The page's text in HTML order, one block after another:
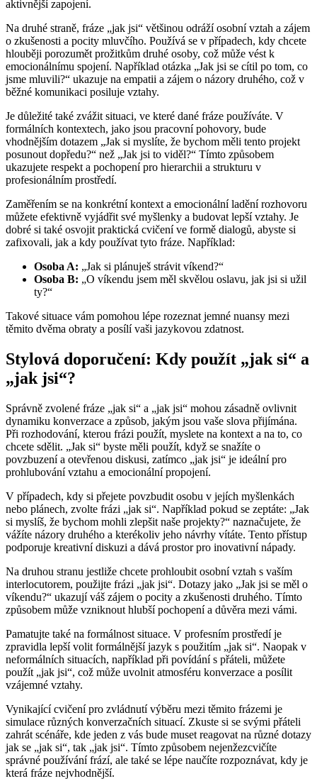
aktivnější zapojení.
Na druhé straně, fráze „jak jsi“ většinou odráží osobní vztah a zájem
o zkušenosti a pocity mluvčího. Používá se v případech, kdy chcete
hlouběji porozumět prožitkům druhé osoby, což může vést k
emocionálnímu spojení. Například otázka „Jak jsi se cítil po tom, co
jsme mluvili?“ ukazuje na empatii a zájem o názory druhého, což v
běžné komunikaci posiluje vztahy.
Je důležité také zvážit situaci, ve které dané fráze používáte. V
formálních kontextech, jako jsou pracovní pohovory, bude
vhodnějším dotazem „Jak si myslíte, že bychom měli tento projekt
posunout dopředu?“ než „Jak jsi to viděl?“ Tímto způsobem
ukazujete respekt a pochopení pro hierarchii a strukturu v
profesionálním prostředí.
Zaměřením se na konkrétní kontext a emocionální ladění rozhovoru
můžete efektivně vyjádřit své myšlenky a budovat lepší vztahy. Je
dobré si také osvojit praktická cvičení ve formě dialogů, abyste si
zafixovali, jak a kdy používat tyto fráze. Například:
Osoba A: „Jak si plánuješ strávit víkend?“
Osoba B: „O víkendu jsem měl skvělou oslavu, jak jsi si užil
ty?“
Takové situace vám pomohou lépe rozeznat jemné nuansy mezi
těmito dvěma obraty a posílí vaši jazykovou zdatnost.
Stylová doporučení: Kdy použít „jak si“ a
„jak jsi“?
Správně zvolené fráze „jak si“ a „jak jsi“ mohou zásadně ovlivnit
dynamiku konverzace a způsob, jakým jsou vaše slova přijímána.
Při rozhodování, kterou frázi použít, myslete na kontext a na to, co
chcete sdělit. „Jak si“ byste měli použít, když se snažíte o
povzbuzení a otevřenou diskusi, zatímco „jak jsi“ je ideální pro
prohlubování vztahu a emocionální propojení.
V případech, kdy si přejete povzbudit osobu v jejích myšlenkách
nebo plánech, zvolte frázi „jak si“. Například pokud se zeptáte: „Jak
si myslíš, že bychom mohli zlepšit naše projekty?“ naznačujete, že
vážíte názory druhého a kterékoliv jeho návrhy vítáte. Tento přístup
podporuje kreativní diskuzi a dává prostor pro inovativní nápady.
Na druhou stranu jestliže chcete prohloubit osobní vztah s vaším
interlocutorem, použijte frázi „jak jsi“. Dotazy jako „Jak jsi se měl o
víkendu?“ ukazují váš zájem o pocity a zkušenosti druhého. Tímto
způsobem může vzniknout hlubší pochopení a důvěra mezi vámi.
Pamatujte také na formálnost situace. V profesním prostředí je
zpravidla lepší volit formálnější jazyk s použitím „jak si“. Naopak v
neformálních situacích, například při povídání s přáteli, můžete
použít „jak jsi“, což může uvolnit atmosféru konverzace a posílit
vzájemné vztahy.
Vynikající cvičení pro zvládnutí výběru mezi těmito frázemi je
simulace různých konverzačních situací. Zkuste si se svými přáteli
zahrát scénáře, kde jeden z vás bude muset reagovat na různé dotazy
jak se „jak si“, tak „jak jsi“. Tímto způsobem nejenžezcvičíte
správné používání frází, ale také se lépe naučíte rozpoznávat, kdy je
která fráze nejvhodnější.